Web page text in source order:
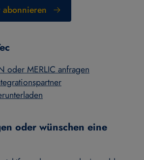
abonnieren
oder MERLIC anfragen
oder wünschen eine